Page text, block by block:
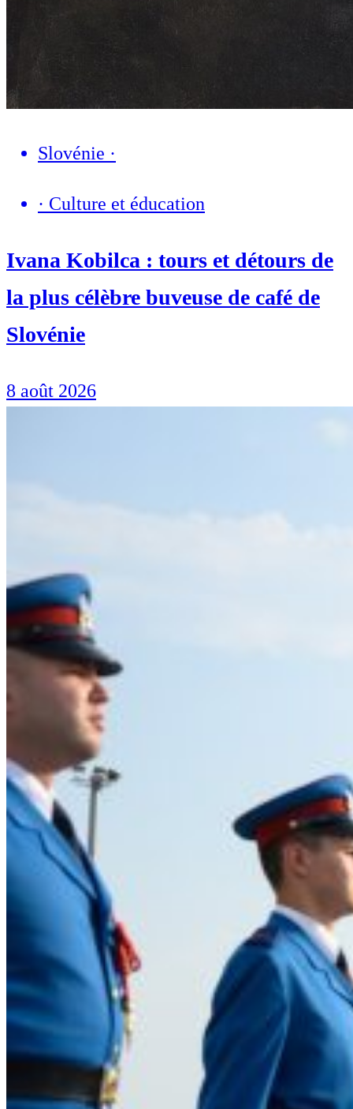
Slovénie ·
· Culture et éducation
Ivana Kobilca : tours et détours de
la plus célèbre buveuse de café de
Slovénie
8 août 2026